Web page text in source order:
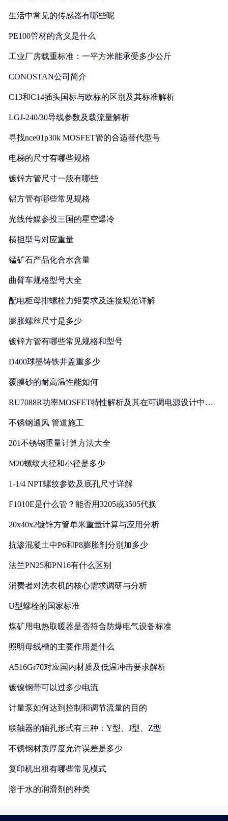
生活中常见的传感器有哪些呢
PE100管材的含义是什么
工业厂房载重标准：一平方米能承受多少公斤
CONOSTAN公司简介
C13和C14插头国标与欧标的区别及其标准解析
LGJ-240/30导线参数及载流量解析
寻找nce01p30k MOSFET管的合适替代型号
电梯的尺寸有哪些规格
镀锌方管尺寸一般有哪些
铝方管有哪些常见规格
光线传媒参投三国的星空爆冷
横担型号对应重量
锰矿石产品化合水含量
曲臂车规格型号大全
配电柜母排螺栓力矩要求及连接规范详解
膨胀螺丝尺寸是多少
镀锌方管有哪些常见规格和型号
D400球墨铸铁井盖重多少
覆膜砂的耐高温性能如何
RU7088R功率MOSFET特性解析及其在可调电源设计中的
不锈钢通风 管道施工
201不锈钢重量计算方法大全
M20螺纹大径和小径是多少
1-1/4 NPT螺纹参数及底孔尺寸详解
F1010E是什么管？能否用3205或3505代换
20x40x2镀锌方管单米重量计算与应用分析
抗渗混凝土中P6和P8膨胀剂分别加多少
法兰PN25和PN16有什么区别
消费者对洗衣机的核心需求调研与分析
U型螺栓的国家标准
煤矿用电热取暖器是否符合防爆电气设备标准
照明母线槽的主要作用是什么
A516Gr70对应国内材质及低温冲击要求解析
镀镍钢带可以过多少电流
计量泵如何达到控制和调节流量的目的
联轴器的轴孔形式有三种：Y型、J型、Z型
不锈钢材质厚度允许误差是多少
复印机出租有哪些常见模式
溶于水的润滑剂的种类